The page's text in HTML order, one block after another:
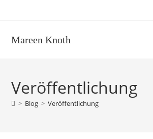
Mareen Knoth
Veröffentlichung
> Blog > Veröffentlichung